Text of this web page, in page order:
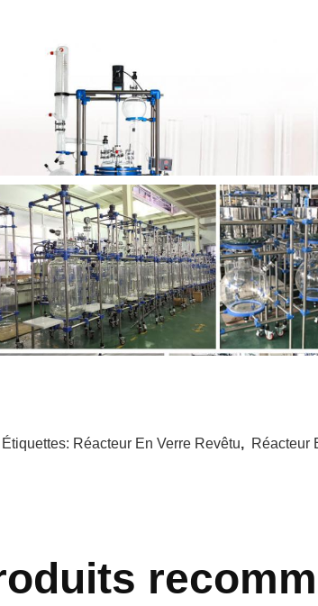
Étiquettes: Réacteur En Verre Revêtu, Réacteur